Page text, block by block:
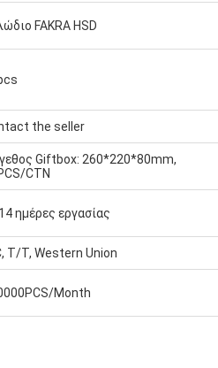
FAKRA HSD
the seller
Giftbox: 260*220*80mm,
CTN
ημέρες εργασίας
T/T, Western Union
Month